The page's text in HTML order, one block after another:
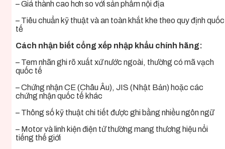
– Giá thành cao hơn so với sản phẩm nội địa
– Tiêu chuẩn kỹ thuật và an toàn khắt khe theo quy định quốc
tế
Cách nhận biết cổng xếp nhập khẩu chính hãng:
– Tem nhãn ghi rõ xuất xứ nước ngoài, thường có mã vạch
quốc tế
– Chứng nhận CE (Châu Âu), JIS (Nhật Bản) hoặc các
chứng nhận quốc tế khác
– Thông số kỹ thuật chi tiết được ghi bằng nhiều ngôn ngữ
– Motor và linh kiện điện tử thường mang thương hiệu nổi
tiếng thế giới